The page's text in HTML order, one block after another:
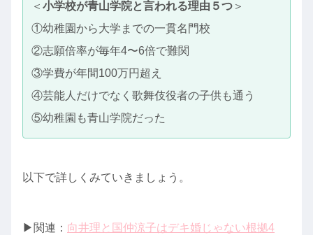
＜ 小学校が青山学院と言われる理由５つ ＞
①幼稚園から大学までの一貫名門校
②志願倍率が毎年4〜6倍で難関
③学費が年間100万円超え
④芸能人だけでなく歌舞伎役者の子供も通う
⑤幼稚園も青山学院だった
以下で詳しくみていきましょう。
▶︎関連： 向井理と国仲涼子はデキ婚じゃない根拠4